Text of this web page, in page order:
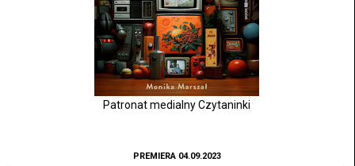
Patronat medialny Czytaninki
PREMIERA 04.09.2023